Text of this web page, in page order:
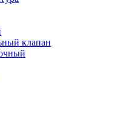
клапан